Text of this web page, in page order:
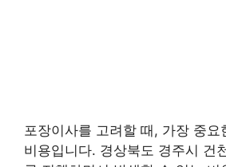
포장이사를 고려할 때, 가장 중
비용입니다. 경상북도 경주시 건